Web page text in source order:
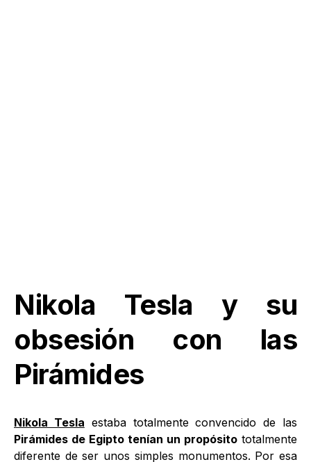
Nikola Tesla y su
obsesión con las
Pirámides
Nikola Tesla estaba totalmente convencido de las
Pirámides de Egipto tenían un propósito totalmente
diferente de ser unos simples monumentos. Por esa